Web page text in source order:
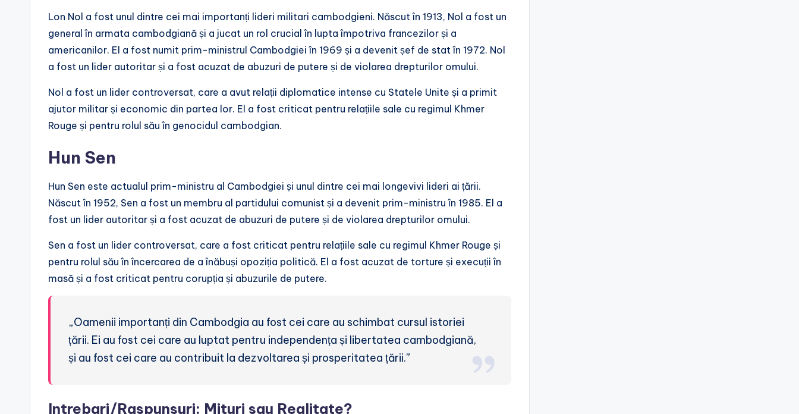
Lon Nol a fost unul dintre cei mai importanți lideri militari cambodgieni. Născut în 1913, Nol a fost un
general în armata cambodgiană și a jucat un rol crucial în lupta împotriva francezilor și a
americanilor. El a fost numit prim-ministrul Cambodgiei în 1969 și a devenit șef de stat în 1972. Nol
a fost un lider autoritar și a fost acuzat de abuzuri de putere și de violarea drepturilor omului.
Nol a fost un lider controversat, care a avut relații diplomatice intense cu Statele Unite și a primit
ajutor militar și economic din partea lor. El a fost criticat pentru relațiile sale cu regimul Khmer
Rouge și pentru rolul său în genocidul cambodgian.
Hun Sen
Hun Sen este actualul prim-ministru al Cambodgiei și unul dintre cei mai longevivi lideri ai țării.
Născut în 1952, Sen a fost un membru al partidului comunist și a devenit prim-ministru în 1985. El a
fost un lider autoritar și a fost acuzat de abuzuri de putere și de violarea drepturilor omului.
Sen a fost un lider controversat, care a fost criticat pentru relațiile sale cu regimul Khmer Rouge și
pentru rolul său în încercarea de a înăbuși opoziția politică. El a fost acuzat de torture și execuții în
masă și a fost criticat pentru corupția și abuzurile de putere.
„Oamenii importanți din Cambodgia au fost cei care au schimbat cursul istoriei
țării. Ei au fost cei care au luptat pentru independența și libertatea cambodgiană,
și au fost cei care au contribuit la dezvoltarea și prosperitatea țării.”
Intrebari/Raspunsuri: Mituri sau Realitate?